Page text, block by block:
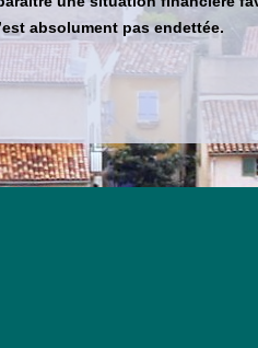
absolument pas endettée.